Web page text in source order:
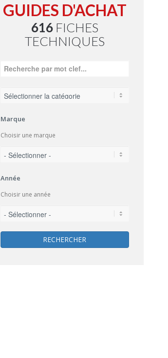
GUIDES D'ACHAT
616FICHES
TECHNIQUES
Marque
Choisir une marque
Année
Choisir une année
RECHERCHER